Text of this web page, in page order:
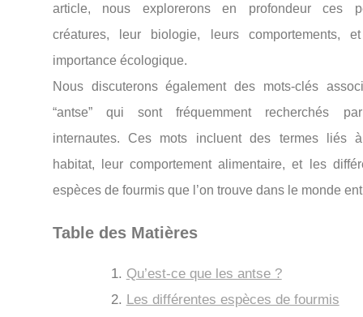
article, nous explorerons en profondeur ces
créatures, leur biologie, leurs comportements,
importance écologique.
Nous discuterons également des mots-clés
“antse” qui sont fréquemment recherchés
internautes. Ces mots incluent des termes liés
habitat, leur comportement alimentaire, et les
espèces de fourmis que l’on trouve dans le monde
Table des Matières
Qu’est-ce que les antse ?
Les différentes espèces de fourmis